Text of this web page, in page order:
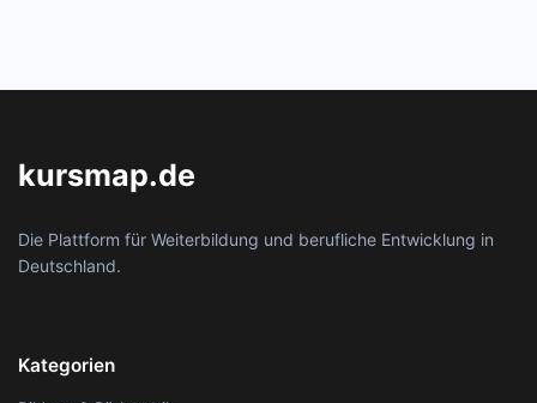
kursmap.de
Die Plattform für Weiterbildung und berufliche Entwicklung in
Deutschland.
Kategorien